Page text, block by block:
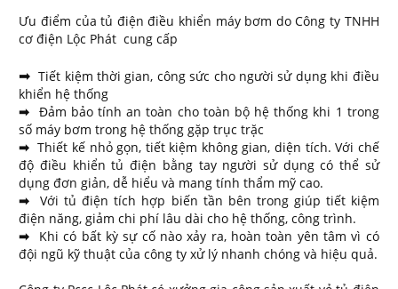
Ưu điểm của tủ điện điều khiển máy bơm do Công ty TNHH
cơ điện Lộc Phát cung cấp
➡ Tiết kiệm thời gian, công sức cho người sử dụng khi điều
khiển hệ thống
➡ Đảm bảo tính an toàn cho toàn bộ hệ thống khi 1 trong
số máy bơm trong hệ thống gặp trục trặc
➡Thiết kế nhỏ gọn, tiết kiệm không gian, diện tích. Với chế
độ điều khiển tủ điện bằng tay người sử dụng có thể sử
dụng đơn giản, dễ hiểu và mang tính thẩm mỹ cao.
➡Với tủ điện tích hợp biến tần bên trong giúp tiết kiệm
điện năng, giảm chi phí lâu dài cho hệ thống, công trình.
➡ Khi có bất kỳ sự cố nào xảy ra, hoàn toàn yên tâm vì có
đội ngũ kỹ thuật của công ty xử lý nhanh chóng và hiệu quả.